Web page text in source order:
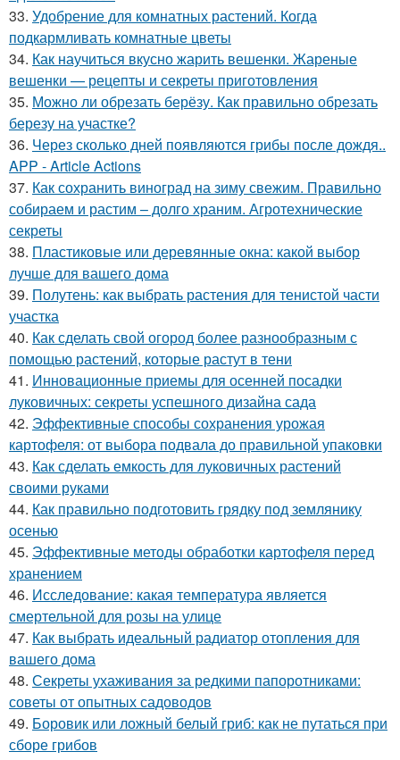
33. Удобрение для комнатных растений. Когда
подкармливать комнатные цветы
34. Как научиться вкусно жарить вешенки. Жареные
вешенки — рецепты и секреты приготовления
35. Можно ли обрезать берёзу. Как правильно обрезать
березу на участке?
36. Через сколько дней появляются грибы после дождя..
APP - Article Actions
37. Как сохранить виноград на зиму свежим. Правильно
собираем и растим – долго храним. Агротехнические
секреты
38. Пластиковые или деревянные окна: какой выбор
лучше для вашего дома
39. Полутень: как выбрать растения для тенистой части
участка
40. Как сделать свой огород более разнообразным с
помощью растений, которые растут в тени
41. Инновационные приемы для осенней посадки
луковичных: секреты успешного дизайна сада
42. Эффективные способы сохранения урожая
картофеля: от выбора подвала до правильной упаковки
43. Как сделать емкость для луковичных растений
своими руками
44. Как правильно подготовить грядку под землянику
осенью
45. Эффективные методы обработки картофеля перед
хранением
46. Исследование: какая температура является
смертельной для розы на улице
47. Как выбрать идеальный радиатор отопления для
вашего дома
48. Секреты ухаживания за редкими папоротниками:
советы от опытных садоводов
49. Боровик или ложный белый гриб: как не путаться при
сборе грибов